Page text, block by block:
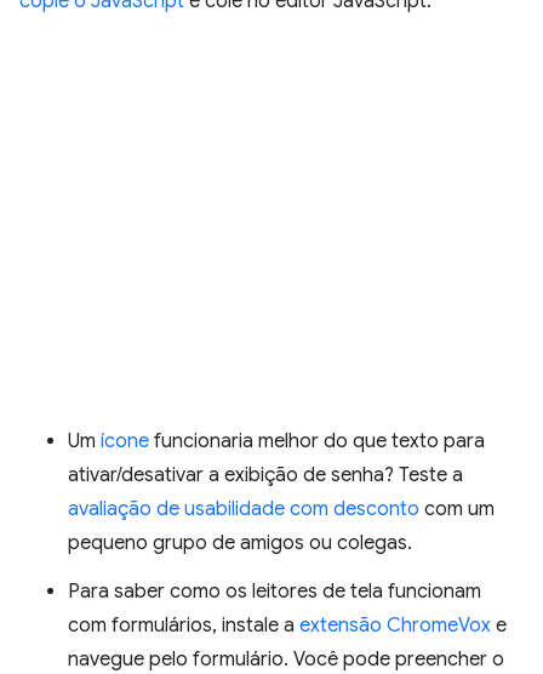
Um ícone funcionaria melhor do que texto para
ativar/desativar a exibição de senha? Teste a
avaliação de usabilidade com desconto com um
pequeno grupo de amigos ou colegas.
Para saber como os leitores de tela funcionam
com formulários, instale a extensão ChromeVox e
navegue pelo formulário. Você pode preencher o